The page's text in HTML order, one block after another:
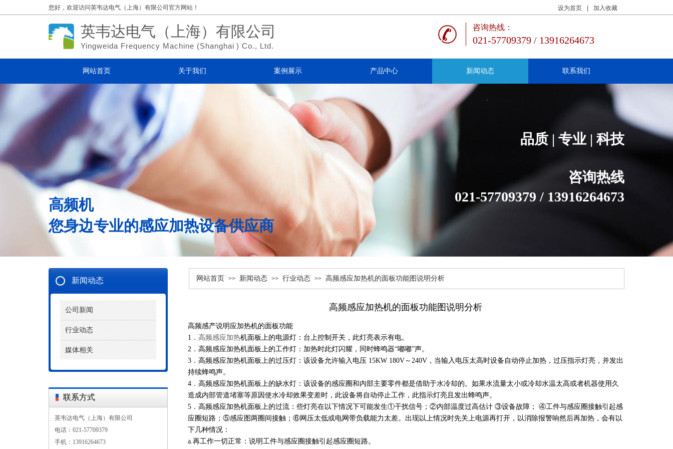
设为首页 加入收藏
网站首页 关于我们 案例展示 产品中心 新闻动态 联系我们
您好，欢迎访问英韦达电气（上海）有限公司官方网站！
咨询热线：
021-57709379 / 13916264673
英韦达电气（上海）有限公司
Yingweida Frequency Machine (Shanghai ) Co., Ltd.
品质 | 专业 | 科技
高频机
您身边专业的感应加热设备供应商
咨询热线
021-57709379 / 13916264673
网站首页 >> 新闻动态 >> 行业动态 >> 高频感应加热机的面板功能图说明分析
新闻动态
公司新闻
行业动态
媒体相关
高频感应加热机的面板功能图说明分析
高频感产说明应加热机的面板功能
1． 高频感应加热机面板上的电源灯：台上控制开关，此灯亮表示有电。
2．高频感应加热机面板上的工作灯：加热时此灯闪耀，同时蜂鸣器“嘟嘟”声。
3．高频感应加热机面板上的过压灯：该设备允许输入电压 15KW 180V～240V，当输入电压太高时设备自动停止加热，过压指示灯亮，并发出
持续蜂鸣声。
4．高频感应加热机面板上的缺水灯：该设备的感应圈和内部主要零件都是借助于水冷却的。如果水流量太小或冷却水温太高或者机器使用久
造成内部管道堵塞等原因使水冷却效果变差时，此设备将自动停止工作，此指示灯亮且发出蜂鸣声。
5．高频感应加热机面板上的过流：些灯亮在以下情况下可能发生①干扰信号；②内部温度过高估计 ③设备故障； ④工件与感应圈接触引起感
应圈短路；⑤感应图两圈间接触；⑥网压太低或电网带负载能力太差。出现以上情况时先关上电源再打开，以消除报警响然后再加热，会有以
下几种情况：
a.再工作一切正常：说明工件与感应圈接触引起感应圈短路。
联系方式
英韦达电气（上海）有限公司
电话：021-57709379
手机：13916264673